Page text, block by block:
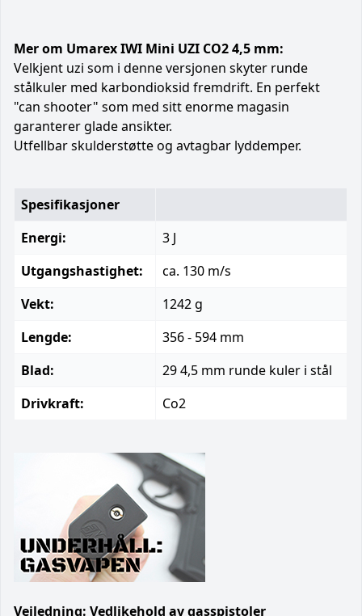
Mer om Umarex IWI Mini UZI CO2 4,5 mm:
Velkjent uzi som i denne versjonen skyter runde
stålkuler med karbondioksid fremdrift. En perfekt
"can shooter" som med sitt enorme magasin
garanterer glade ansikter.
Utfellbar skulderstøtte og avtagbar lyddemper.
Spesifikasjoner
Energi:
3 J
Utgangshastighet:
ca. 130 m/s
Vekt:
1242 g
Lengde:
356 - 594 mm
Blad:
29 4,5 mm runde kuler i stål
Drivkraft:
Co2
Veiledning: Vedlikehold av gasspistoler